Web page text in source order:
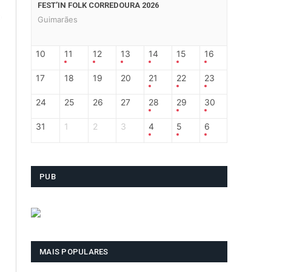
FEST’IN FOLK CORREDOURA 2026
Guimarães
10 11 12 13 14 15 16
17 18 19 20 21 22 23
24 25 26 27 28 29 30
31 1 2 3 4 5 6
PUB
MAIS POPULARES